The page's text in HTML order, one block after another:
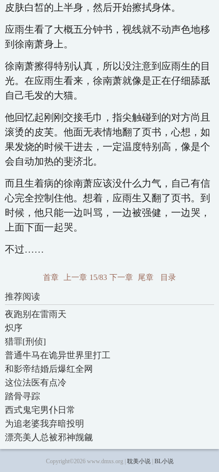
皮肤白皙的上半身，然后开始擦拭身体。
应雨生看了大概五分钟书，视线就不动声色地移
到徐南萧身上。
徐南萧擦得特别认真，所以没注意到应雨生的目
光。在应雨生看来，徐南萧就像是正在仔细舔舐
自己毛发的大猫。
他回忆起刚刚交接毛巾，指尖触碰到的对方尚且
滚烫的皮芙。他面无表情地翻了页书，心想，如
果发烧的时候干进去，一定温度特别高，像是个
会自动加热的斐济北。
而且生着病的徐南萧应该没什么力气，自己有信
心完全控制住他。想着，应雨生又翻了页书。到
时候，他只能一边叫骂，一边被强健，一边哭，
上面下面一起哭。
不过……
首章 上一章 15/83 下一章 尾章 目录
推荐阅读
夜跑别在雷雨天
炽序
猎罪[刑侦]
普通牛马在诡异世界里打工
和影帝结婚后爆红全网
这位法医有点冷
踏骨寻踪
西式鬼宅男仆日常
为追老婆我弃暗投明
漂亮美人总被邪神觊觎
Copyright©2026 www.dmxs.org | 耽美小说| BL小说